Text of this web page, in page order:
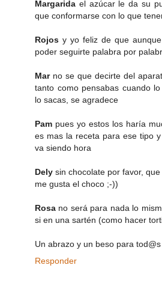
Margarida el azúcar le da su
que conformarse con lo que
Rojos y yo feliz de que
poder seguirte palabra por
Mar no se que decirte del
tanto como pensabas cuando
lo sacas, se agradece
Pam pues yo estos los haría
es mas la receta para ese tipo
va siendo hora
Dely sin chocolate por favor,
me gusta el choco ;-))
Rosa no será para nada lo
si en una sartén (como hacer
Un abrazo y un beso para tod@s
Responder